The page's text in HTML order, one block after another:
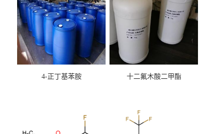
4-正丁基苯胺 十二氟木酸二甲酯